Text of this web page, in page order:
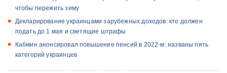
чтобы пережить зиму
Декларирование украинцами зарубежных доходов: кто должен
подать до 1 мая и светящие штрафы
Кабмин анонсировал повышение пенсий в 2022-м: названы пять
категорий украинцев